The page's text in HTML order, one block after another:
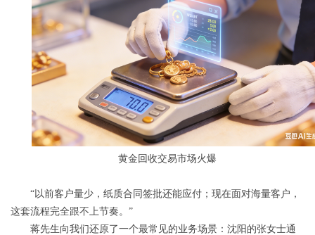
黄金回收交易市场火爆
“以前客户量少，纸质合同签批还能应付；现在面对海量客户，
这套流程完全跟不上节奏。”
蒋先生向我们还原了一个最常见的业务场景：沈阳的张女士通